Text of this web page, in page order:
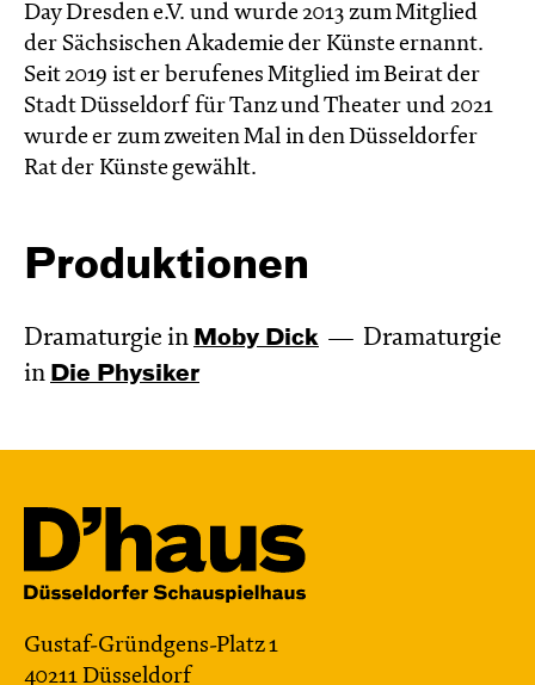
Day Dresden e.V. und wurde 2013 zum Mitglied
der Sächsischen Akademie der Künste ernannt.
Seit 2019 ist er berufenes Mitglied im Beirat der
Stadt Düsseldorf für Tanz und Theater und 2021
wurde er zum zweiten Mal in den Düsseldorfer
Rat der Künste gewählt.
Produktionen
Dramaturgie in Moby Dick
Dramaturgie
in Die Physiker
Gustaf-Gründgens-Platz 1
40211 Düsseldorf